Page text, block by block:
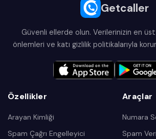
Getcaller
Güvenli ellerde olun. Verilerinizin en
önlemleri ve katı gizlilik politikalarıyla
Özellikler
Arayan Kimliği
Spam Çağrı Engelleyici
Araçlar
Numara
Spam